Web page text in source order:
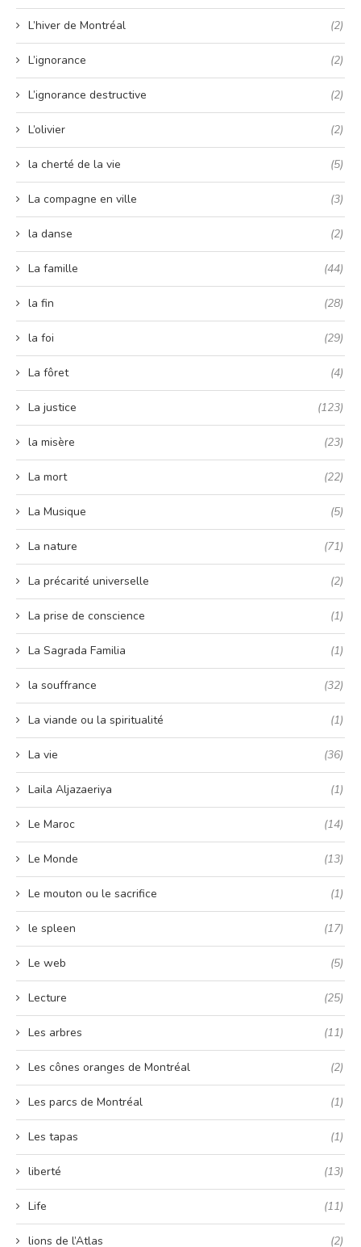
L’hiver de Montréal (2)
L’ignorance (2)
L’ignorance destructive (2)
L’olivier (2)
la cherté de la vie (5)
La compagne en ville (3)
la danse (2)
La famille (44)
la fin (28)
la foi (29)
La fôret (4)
La justice (123)
la misère (23)
La mort (22)
La Musique (5)
La nature (71)
La précarité universelle (2)
La prise de conscience (1)
La Sagrada Familia (1)
la souffrance (32)
La viande ou la spiritualité (1)
La vie (36)
Laila Aljazaeriya (1)
Le Maroc (14)
Le Monde (13)
Le mouton ou le sacrifice (1)
le spleen (17)
Le web (5)
Lecture (25)
Les arbres (11)
Les cônes oranges de Montréal (2)
Les parcs de Montréal (1)
Les tapas (1)
liberté (13)
Life (11)
lions de l’Atlas (2)